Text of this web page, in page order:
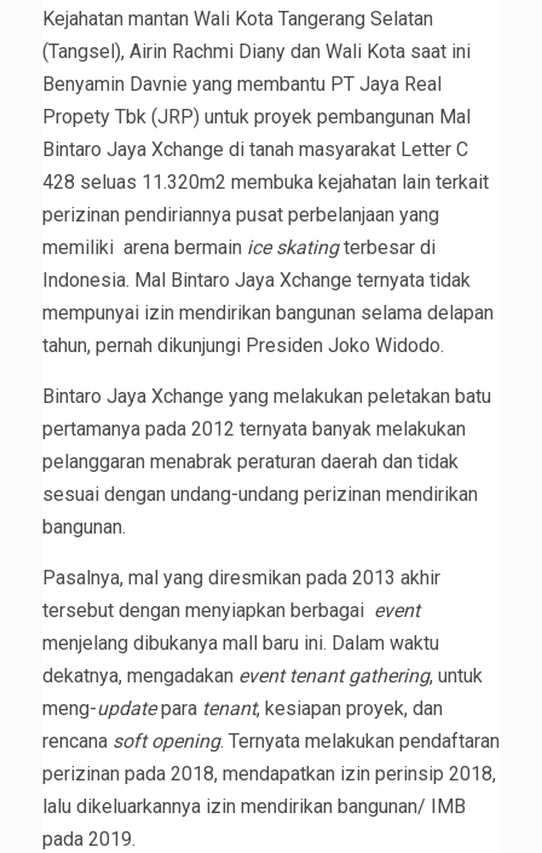
Kejahatan mantan Wali Kota Tangerang Selatan
(Tangsel), Airin Rachmi Diany dan Wali Kota saat ini
Benyamin Davnie yang membantu PT Jaya Real
Propety Tbk (JRP) untuk proyek pembangunan Mal
Bintaro Jaya Xchange di tanah masyarakat Letter C
428 seluas 11.320m2 membuka kejahatan lain terkait
perizinan pendiriannya pusat perbelanjaan yang
memiliki arena bermain ice skatingterbesar di
Indonesia. Mal Bintaro Jaya Xchange ternyata tidak
mempunyai izin mendirikan bangunan selama delapan
tahun, pernah dikunjungi Presiden Joko Widodo.
Bintaro Jaya Xchange yang melakukan peletakan batu
pertamanya pada 2012 ternyata banyak melakukan
pelanggaran menabrak peraturan daerah dan tidak
sesuai dengan undang-undang perizinan mendirikan
bangunan.
Pasalnya, mal yang diresmikan pada 2013 akhir
tersebut dengan menyiapkan berbagai event
menjelang dibukanya mall baru ini. Dalam waktu
dekatnya, mengadakan event tenant gathering, untuk
meng-updatepara tenant, kesiapan proyek, dan
rencana soft opening. Ternyata melakukan pendaftaran
perizinan pada 2018, mendapatkan izin perinsip 2018,
lalu dikeluarkannya izin mendirikan bangunan/ IMB
pada 2019.